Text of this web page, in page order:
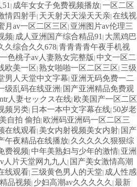
| 成年女女子免费视频播放| 一区二区
情四射手| 天天射天天澡天天亲| 在线视
月av一区二区三区| 亚洲图片av伦理三
频| 成人亚洲国产综合精品91 | 大黑鸡巴
久综合久久678| 青青青青午夜手机视
一色桃子av人妻熟女完整版 | 中文一区二
欧美一区| 熟女啪啪一区二区三区| 三级
男人天堂中文字幕| 亚洲无码免费一二
级乱码在线亚洲 | 国产亚洲精品免费观
ntr人妻セックス在线| 欧美国产一区二区
频另类| 日本一本中文字幕在线| 50岁老
自拍 偷拍| 欧洲码亚洲码一区二区三
在线观看| 美女内射视频美女内射| 国产
午夜精品在线播放| 久久久久久狠狠综
费视频| 中年美熟妇与少年的激情| 亚洲
人片天堂网九九人 | 国产美女激情高潮
线观看| 三级黄色男人的天堂| 成人性感
品视频| 少妇高潮av久久久久久 | 最新